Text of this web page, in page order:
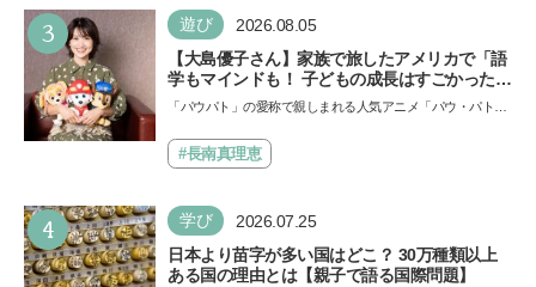
い…
3 遊び 2026.08.05
【大島優子さん】家族で旅したアメリカで「語
学もマインドも！ 子どもの成長はすごかった」
声優をつとめた映画『パウ・パトロール ザ・ダ
できると子どもに知ってほしい
「パウパト」の愛称で親しまれる人気アニメ「パウ・パトロ
ザ…
#長南真理恵
4 学び 2026.07.25
日本より苗字が多い国はどこ？ 30万種類以上
ある国の理由とは【親子で語る国際問題】